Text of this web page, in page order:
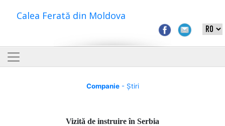
Calea Ferată din Moldova
Companie- Știri
Vizită de instruire în Serbia